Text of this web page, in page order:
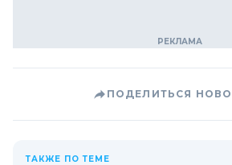
ПОДЕЛИТЬСЯ
ТАКЖЕ ПО ТЕМЕ